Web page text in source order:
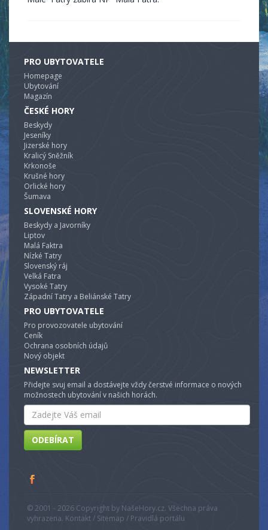
PRO UBYTOVATELE
Homepage
Ubytování
Magazín
ČESKÉ HORY
Beskydy
Jeseníky
Jizerské hory
Kralicý Sněžník
Krkonoše
Krušné hory
Orlické hory
Šumava
SLOVENSKÉ HORY
Beskydy a Javorníky
Liptov
Malá Faktra
Nízké Tatry
Slovenský ráj
Velká Fatra
Vysoké Tatry
Západní Tatry a Beliánské Tatry
PRO UBYTOVATELE
Pro provozovatele ubytování
Ceník
Ochrana osobních údajů
Nový objekt
NEWSLETTER
Přidejte svuj email a dostávejte vždy čerstvé informace o nových
možnostech ubytování v našich horách.
Email
ODEBÍRAT
© 2001 - 2026 Copyright by NašeHory.cz. Všechna práva
vyhrazena. Kontakt / Sitemap / Pravidlá portálu